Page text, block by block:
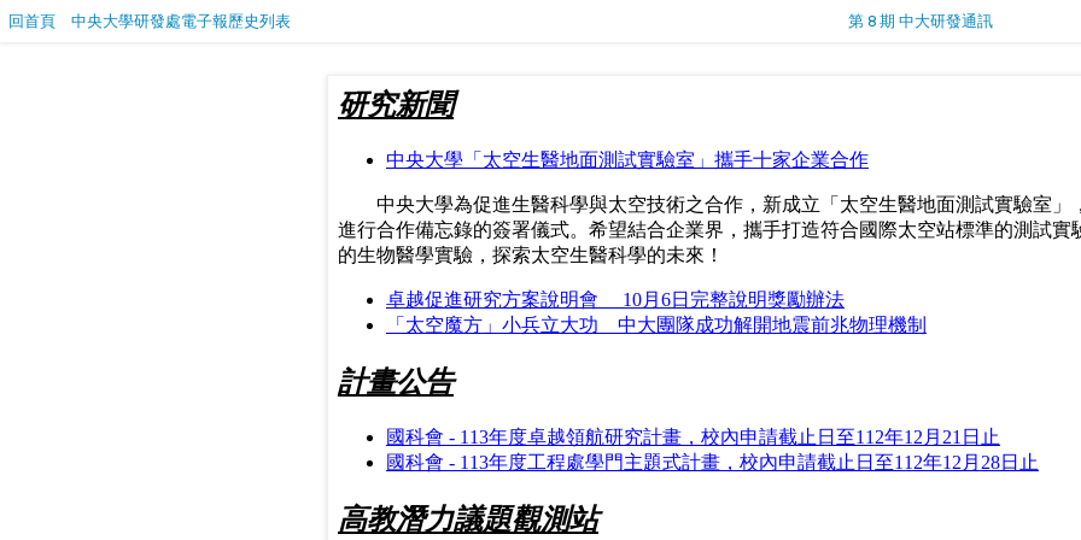
回首頁 中央大學研發處電子報歷史列表 第 8 期 中大研發通訊